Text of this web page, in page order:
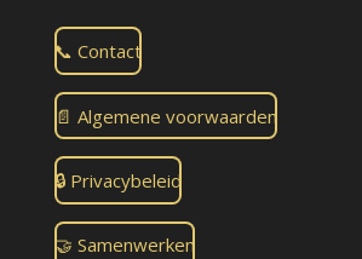
📞 Contact
📄 Algemene voorwaarden
🔒 Privacybeleid
🤝 Samenwerken